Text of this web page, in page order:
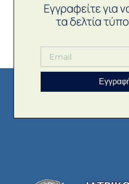
Εγγραφείτε για
τα δελτία